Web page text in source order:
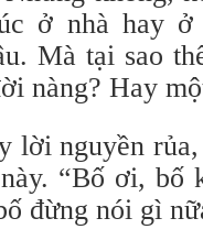
ở nhà hay ở
Mà tại sao
nàng? Hay
lời nguyền
“Bố ơi, bố
đừng nói gì